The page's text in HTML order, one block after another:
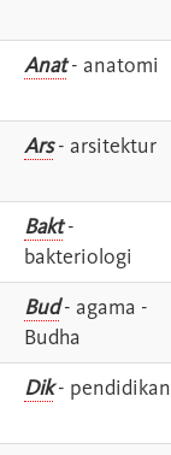
Anat- anatomi
Ars- arsitektur
Bakt-
bakteriologi
Bud- agama -
Budha
Dik- pendidikan